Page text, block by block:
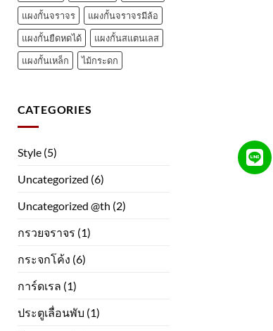
แผงกั้นจราจร
แผงกั้นจราจรมีล้อ
แผงกั้นยืดหดได้
แผงกั้นสแตนเลส
แผงกั้นเหล็ก
ไม้กระดก
CATEGORIES
Style(5)
Uncategorized (6)
Uncategorized @th (2)
กรวยจราจร (1)
กระจกโค้ง (6)
การ์ดเรล (1)
ประตูเลื่อนพับ (1)